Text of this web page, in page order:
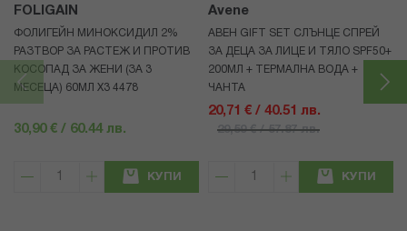
FOLIGAIN
ФОЛИГЕЙН МИНОКСИДИЛ 2%
РАЗТВОР ЗА РАСТЕЖ И ПРОТИВ
КОСОПАД ЗА ЖЕНИ (ЗА 3
МЕСЕЦА) 60МЛ X3 4478
30,90 € / 60.44 лв.
КУПИ
Avene
АВЕН GIFT SET СЛЪНЦЕ СПРЕЙ
ЗА ДЕЦА ЗА ЛИЦЕ И ТЯЛО SPF50+
200МЛ + ТЕРМАЛНА ВОДА +
ЧАНТА
20,71 € / 40.51 лв.
29,59 € / 57.87 лв.
КУПИ